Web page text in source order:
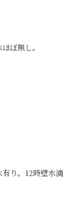
ぼ無し。
り。12時壁水滴